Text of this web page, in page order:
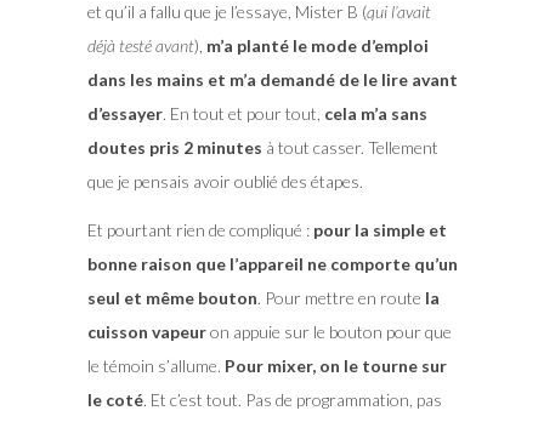
et qu’il a fallu que je l’essaye, Mister B (qui l’avait
déjà testé avant), m’a planté le mode d’emploi
dans les mains et m’a demandé de le lire avant
d’essayer. En tout et pour tout, cela m’a sans
doutes pris 2 minutes à tout casser. Tellement
que je pensais avoir oublié des étapes.
Et pourtant rien de compliqué :pour la simple et
bonne raison que l’appareil ne comporte qu’un
seul et même bouton. Pour mettre en route la
cuisson vapeuron appuie sur le bouton pour que
le témoin s’allume. Pour mixer, on le tourne sur
le coté. Et c’est tout. Pas de programmation, pas